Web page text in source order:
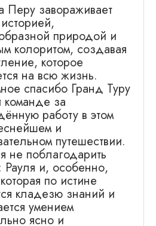
Оценка5
Перу завораживает
природой и
колоритом, создавая
которое
на всю жизнь.
спасибо Гранд Туру
команде за
работу в этом
и
путешествии.
не поблагодарить
Рауля и, особенно,
по истине
кладезю знаний и
умением
ясно и